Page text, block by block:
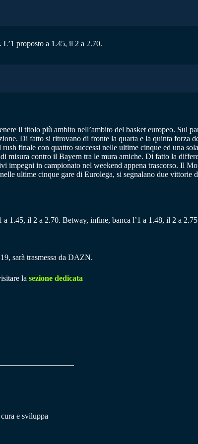
proposto a 1.45, il 2 a 2.70.
il titolo più ambito nell’ambito del basket europeo. Sul
Di fatto si ritrovano di fronte la quarta e la quinta forza
finale con quattro successi nelle ultime cinque ed una
misura contro il Bayern tra le mura amiche. Di fatto la
impegni in campionato nel weekend appena trascorso. Il
ultime cinque gare di Eurolega, si segnalano due vittorie
1.45, il 2 a 2.70. Betway, infine, banca l’1 a 1.48, il 2 a
sarà trasmessa da DAZN.
la sezione dedicata
e sviluppa